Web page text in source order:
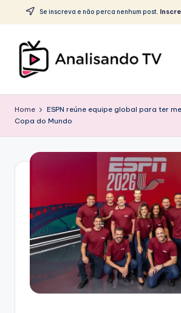
Skip
content
Se inscreva e não perca nenhum post.
N
A
I
Home
ESPN reúne equipe global para ter
Copa do Mundo